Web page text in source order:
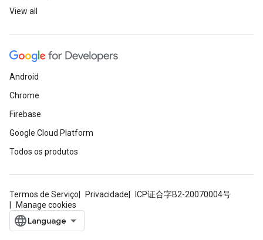
View all
Android
Chrome
Firebase
Google Cloud Platform
Todos os produtos
Termos de Serviço Privacidade
ICP证合字B2-20070004号
Manage cookies